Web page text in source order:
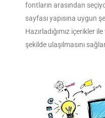
fontların arasından
sayfası yapısına uygun
Hazırladığımız içerikler
şekilde ulaşılmasını